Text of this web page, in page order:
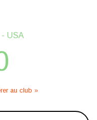
USA
au club »